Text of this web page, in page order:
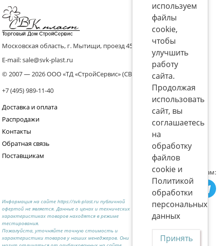
Московская область, г. Мытищи, проезд 4536 владение 8, стр.10
E-mail: sale@svk-plast.ru
© 2007 — 2026 ООО «ТД «СтройСервис» (СВК)
+7 (495) 989-11-40
Доставка и оплата
Распродажи
Контакты
Обратная связь
Поставщикам
Присоединяйтесь к нам:
Информация на сайте https://svk-plast.ru публичной
офертой не является. Данные о ценах и технических
характеристиках товаров находятся в режиме
тестирования.
Пожалуйста, уточняйте точную стоимость и
характеристики товаров у наших менеджеров. Они
используем
файлы
cookie,
чтобы
улучшить
работу
сайта.
Продолжая
использовать
сайт, вы
соглашаетесь
на
обработку
файлов
cookie и
Политикой
обработки
персональных
данных
Принять